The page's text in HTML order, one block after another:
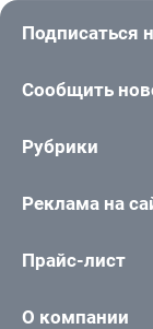
Подписаться
Сообщить
Рубрики
Реклама на
Прайс-лист
О компании